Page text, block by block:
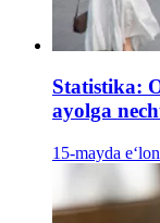
Statistika:
ayolga
15-mayda